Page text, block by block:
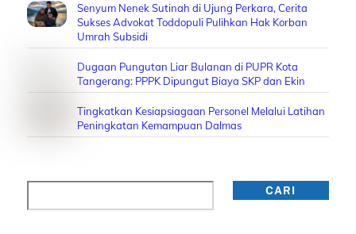
Senyum Nenek Sutinah di Ujung Perkara, Cerita
Sukses Advokat Toddopuli Pulihkan Hak Korban
Umrah Subsidi
Dugaan Pungutan Liar Bulanan di PUPR Kota
Tangerang: PPPK Dipungut Biaya SKP dan Ekin
Tingkatkan Kesiapsiagaan Personel Melalui Latihan
Peningkatan Kemampuan Dalmas
CARI